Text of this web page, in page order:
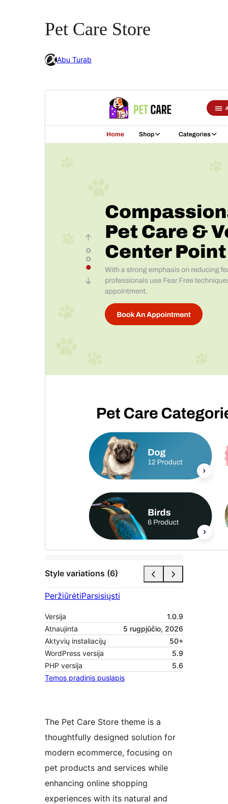
Pet Care Store
Abu Turab
Style variations (6)
PeržiūrėtiParsisiųsti
Versija
1.0.9
Atnaujinta
5 rugpjūčio, 2026
Aktyvių instaliacijų
50+
WordPress versija
5.9
PHP versija
5.6
Temos pradinis puslapis
The Pet Care Store theme is a
thoughtfully designed solution for
modern ecommerce, focusing on
pet products and services while
enhancing online shopping
experiences with its natural and